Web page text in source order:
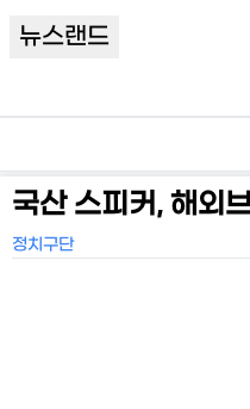
뉴스랜드
국산 스피커, 해외
정치구단